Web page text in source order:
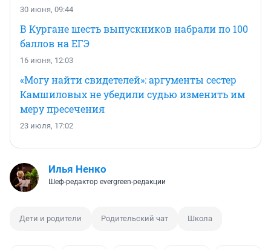
30 июня, 09:44
В Кургане шесть выпускников набрали по 100
баллов на ЕГЭ
16 июня, 12:03
«Могу найти свидетелей»: аргументы сестер
Камшиловых не убедили судью изменить им
меру пресечения
23 июля, 17:02
Илья Ненко
Шеф-редактор evergreen-редакции
Дети и родители Родительский чат Школа